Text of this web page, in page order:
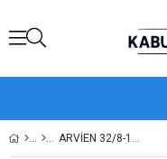
ARVIEN 32/8-180 3 KADEMELI SIRKÜLASYON POMPASI